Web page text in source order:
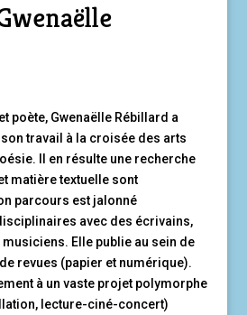
poète, Gwenaëlle Rébillard a
travail à la croisée des arts
Il en résulte une recherche
matière textuelle sont
parcours est jalonné
avec des écrivains,
Elle publie au sein de
revues (papier et numérique).
à un vaste projet polymorphe
lecture-ciné-concert)